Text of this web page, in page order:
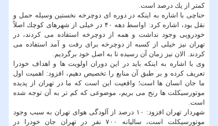
كمتر از یك درصد است.
حناچی با اشاره به اینكه در دوره ای دوچرخه نخستین وسیله حمل و
نقل بود، اشاره كرد: اواسط دهه ۴۰ در خیلی از شهرهای كوچك اصلاً
خودرویی وجود نداشت و همه از دوچرخه استفاده می كردند، در
تهران نیز خیلی از كسبه از دوچرخه برای رفت و آمد استفاده می
كردند. الان نیز زمان آن رسیده تا به اصل خود برگردیم.
وی با اشاره به اینكه باید در این دوران اولویت ها و اهداف خودرا
تعریف كرده و بر طبق آن منابع را تخصیص دهیم، افزود: اهمیت اول
ما جان انسان ها است؛ واقعیت این است كه ما در تهران از پدیده
موتورسیكلت ها رنج می بریم، موضوعی كه كم تر به آن توجه شده
است.
شهردار تهران افزود: ۱۰ درصد از آلودگی هوای تهران به سبب وجود
موتورسیكلت است، سالیانه ۷۰۰ نفر در تهران جان خودرا در